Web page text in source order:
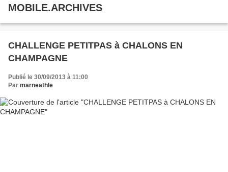
MOBILE.ARCHIVES
CHALLENGE PETITPAS à CHALONS EN
CHAMPAGNE
Publié le 30/09/2013 à 11:00
Par marneathle